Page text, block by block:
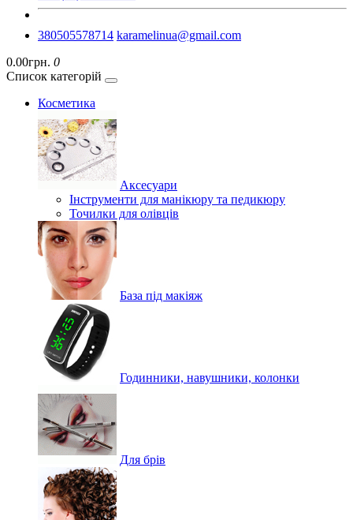
380505578714 karamelinua@gmail.com
0.00грн. 0
Список категорій
Косметика
Аксесуари
Інструменти для манікюру та педикюру
Точилки для олівців
База під макіяж
Годинники, навушники, колонки
Для брів